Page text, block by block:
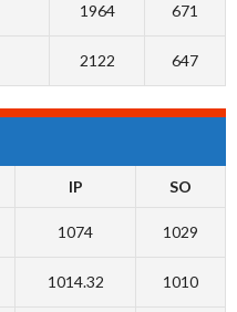
1964 671
2122 647
IP SO
1074 1029
1014.32 1010